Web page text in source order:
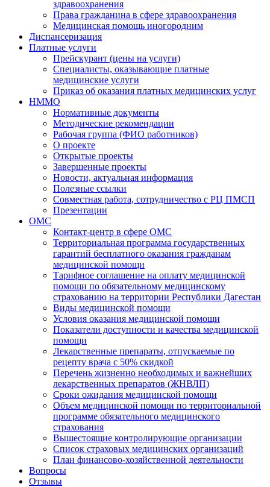
здравоохранения
Права гражданина в сфере здравоохранения
Медицинская помощь иногородним
Диспансеризация
Платные услуги
Прейскурант (цены на услуги)
Специалисты, оказывающие платные
медицинские услуги
Приказ об оказания платных медицинских услуг
НММО
Нормативные документы
Методические рекомендации
Рабочая группа (ФИО работников)
О проекте
Открытые проекты
Завершенные проекты
Новости, актуальная информация
Полезные ссылки
Совместная работа, сотрудничество с РЦ ПМСП
Презентации
ОМС
Контакт-центр в сфере ОМС
Территориальная программа государственных
гарантий бесплатного оказания гражданам
медицинской помощи
Тарифное соглашение на оплату медицинской
помощи по обязательному медицинскому
страхованию на территории Республики Дагестан
Виды медицинской помощи
Условия оказания медицинской помощи
Показатели доступности и качества медицинской
помощи
Лекарственные препараты, отпускаемые по
рецепту врача с 50% скидкой
Перечень жизненно необходимых и важнейших
лекарственных препаратов (ЖНВЛП)
Сроки ожидания медицинской помощи
Объем медицинской помощи по территориальной
программе обязательного медицинского
страхования
Вышестоящие контролирующие организации
Список страховых медицинских организаций
План финансово-хозяйственной деятельности
Вопросы
Отзывы